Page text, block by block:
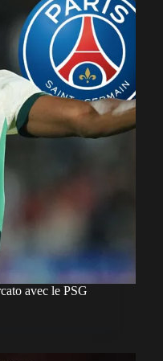
avec le PSG